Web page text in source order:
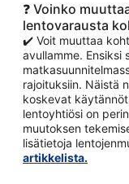
❓ Voinko
lentovarausta
✔️ Voit muuttaa
avullamme. Ensiksi
rajoituksiin. Näistä
koskevat
lentoyhtiösi on
muutoksen
lisätietoja
artikkelista.